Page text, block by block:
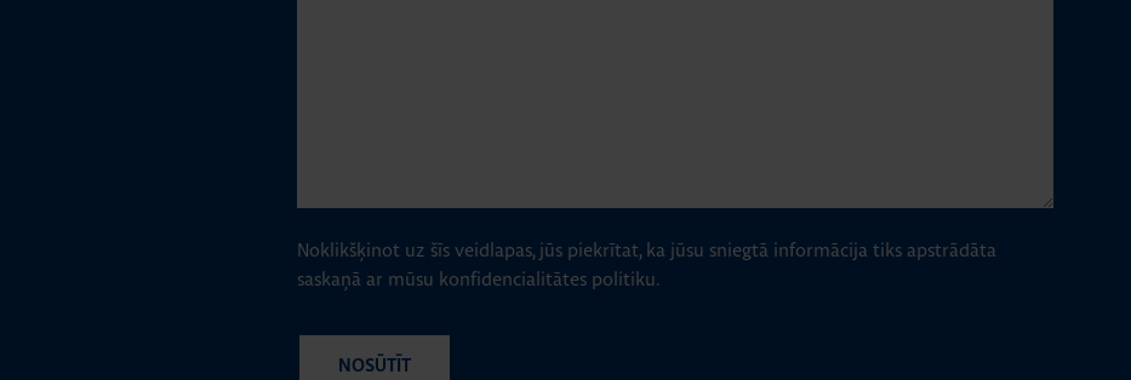
Noklikšķinot uz šīs veidlapas, jūs piekrītat, ka jūsu sniegtā informācija tiks apstrādāta
saskaņā ar mūsu konfidencialitātes politiku.